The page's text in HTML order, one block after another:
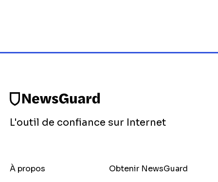
L'outil de confiance sur Internet
À propos
Obtenir NewsGuard